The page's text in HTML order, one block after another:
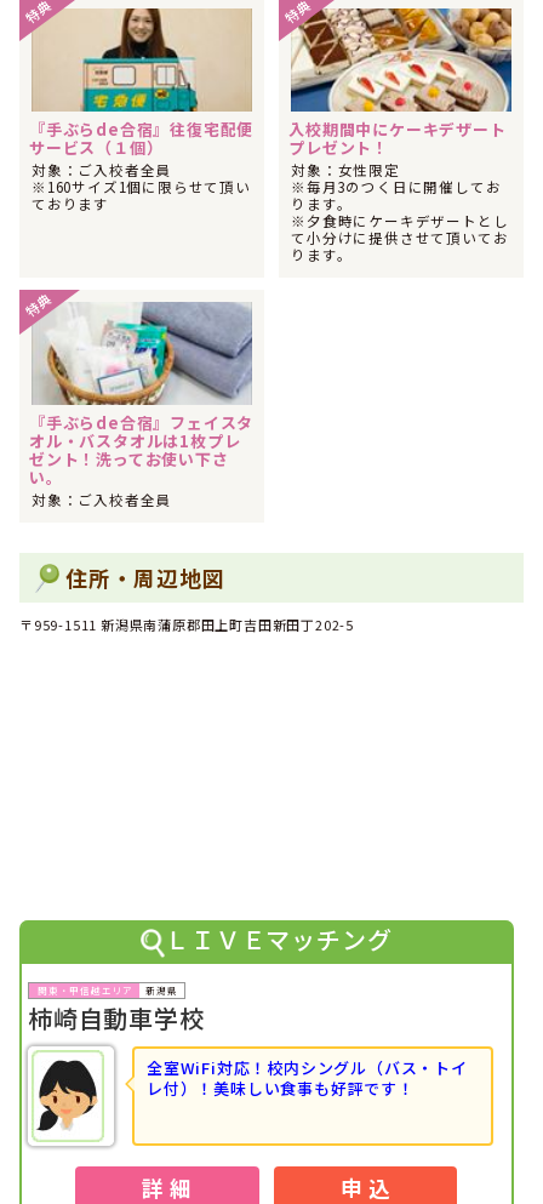
た！
2020年02月
全国で男性のその他に人気のランキングで1位になりました！
2020年02月
全国でその他に人気のランキングで 1位になりました！
2020年01月
関東・甲信越で女性の社会人に人気のランキングで1位になり
ました！
関東・甲信越で男性のフリーターに人気のランキングで
1位
2019年05月
関東・甲信越で男性のその他に人気のランキングで
ました！
2019年04月
関東・甲信越で男性のその他に人気のランキングで
ました！
2019年01月
関東・甲信越で男性の社会人に人気のランキングで
ました！
全国で男性の社会人に人気のランキングで 1位
特典
『手ぶらde合宿』往復宅配便
サービス（１個）
対象：ご入校者全員
※160サイズ1個に限らせて頂い
ております
特典
入校期間中にケーキデザート
プレゼント！
対象：女性限定
※毎月3のつく日に開催してお
ります。
※夕食時にケーキデザートとし
て小分けに提供させて頂いてお
ります。
特典
『手ぶらde合宿』フェイスタ
オル・バスタオルは1枚プレ
ゼント！洗ってお使い下さ
い。
対象：ご入校者全員
住所・周辺地図
〒959-1511 新潟県南蒲原郡田上町吉田新田丁202-5
ＬＩＶＥマッチング
新潟県
柿崎自動車学校
全室WiFi対応！校内シングル（バス・トイ
レ付）！美味しい食事も好評です！
詳 細 申 込